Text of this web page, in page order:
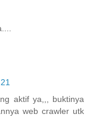
aktif ya,,, buktinya
web crawler utk